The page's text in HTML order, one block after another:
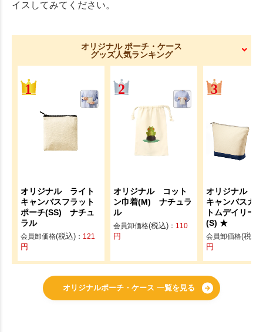
イスしてみてください。
オリジナル ポーチ・ケース
グッズ人気ランキング
オリジナル ライト
キャンバスフラット
ポーチ(SS) ナチュ
ラル
会員卸価格(税込) ： 121
円
オリジナル コット
ン巾着(M) ナチュラ
ル
会員卸価格(税込) ： 110
円
オリジナル
キャンバスカ
トムデイリー
(S) ★
会員卸価格(税込)
円
オリジナルポーチ・ケース 一覧を見る